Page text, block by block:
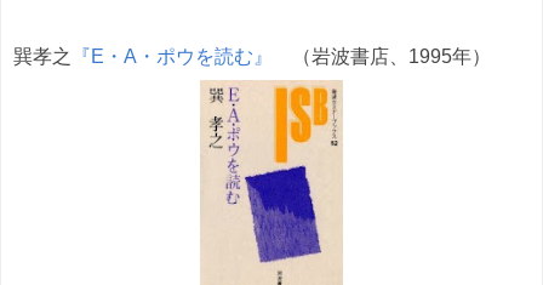
巽孝之 『E・A・ポウを読む』 （岩波書店、1995年）